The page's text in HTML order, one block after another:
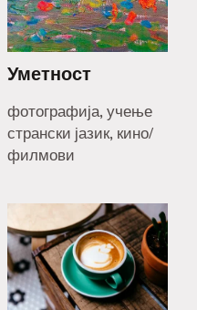
Уметност
фотографија, учење
странски јазик, кино/
филмови